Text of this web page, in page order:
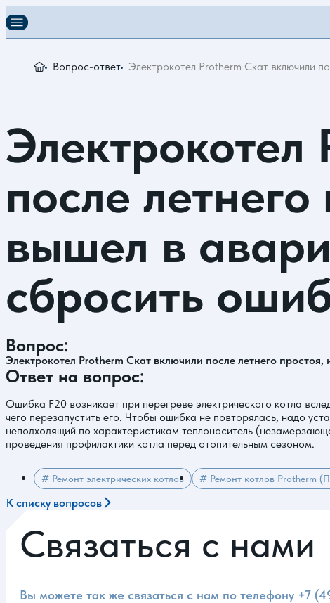
Вопрос-ответ Электрокотел Protherm Скат включили
после
вышел в
сбросить
Вопрос:
Электрокотел Protherm Скат включили после летнего
Ответ на вопрос:
Ошибка F20 возникает при перегреве электрического котла
чего перезапустить его. Чтобы ошибка не повторялась, надо
неподходящий по характеристикам теплоноситель
проведения профилактики котла перед отопительным сезоном.
# Ремонт электрических котлов # Ремонт котлов Protherm
К списку вопросов
Связаться с нами
Вы можете так же связаться с нам по телефону +7